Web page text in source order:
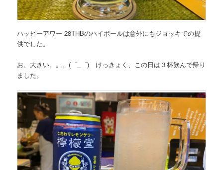
ハッピーアワー 28THBのハイボールは意外にもジョッキでの提
供でした。
お、大きい。。。(゜_゜) けっきょく、この日は３杯飲んで帰り
ました。